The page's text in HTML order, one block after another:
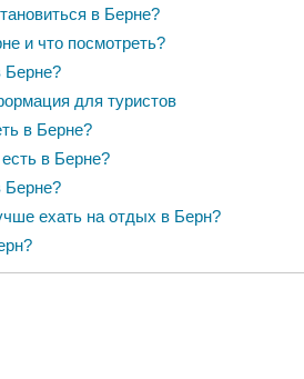
в Берне?
и что посмотреть?
Берне?
для туристов
в Берне?
в Берне?
Берне?
ехать на отдых в Берн?